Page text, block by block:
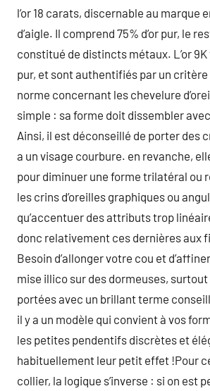
l’or 18 carats, discernable au marque
d’aigle. Il comprend 75% d’or pur, le
constitué de distincts métaux. L’or 9K
pur, et sont authentifiés par un
norme concernant les chevelure
simple : sa forme doit dissembler
Ainsi, il est déconseillé de porter des
a un visage courbure. en revanche,
pour diminuer une forme trilatéral ou
les crins d’oreilles graphiques ou
qu’accentuer des attributs trop
donc relativement ces dernières aux
Besoin d’allonger votre cou et
mise illico sur des dormeuses, surtout
portées avec un brillant terme
il y a un modèle qui convient à vos
les petites pendentifs discrètes et
habituellement leur petit effet !Pour
collier, la logique s’inverse : si on est